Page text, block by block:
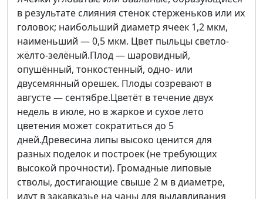
в результате слияния стенок стерженьков или их
головок; наибольший диаметр ячеек 1,2 мкм,
наименьший — 0,5 мкм. Цвет пыльцы светло-
жёлто-зелёный.Плод — шаровидный,
опушённый, тонкостенный, одно- или
двусемянный орешек. Плоды созревают в
августе — сентябре.Цветёт в течение двух
недель в июле, но в жаркое и сухое лето
цветения может сократиться до 5
дней.Древесина липы высоко ценится для
разных поделок и построек (не требующих
высокой прочности). Громадные липовые
стволы, достигающие свыше 2 м в диаметре,
идут в закавказье на чаны для выдавливания